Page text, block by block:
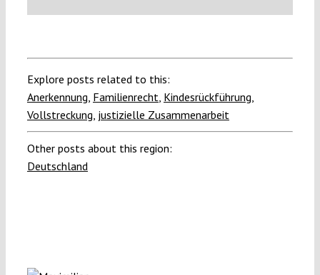
Explore posts related to this:
Anerkennung Familienrecht Kindesrückführung
Vollstreckung justizielle Zusammenarbeit
Other posts about this region:
Deutschland